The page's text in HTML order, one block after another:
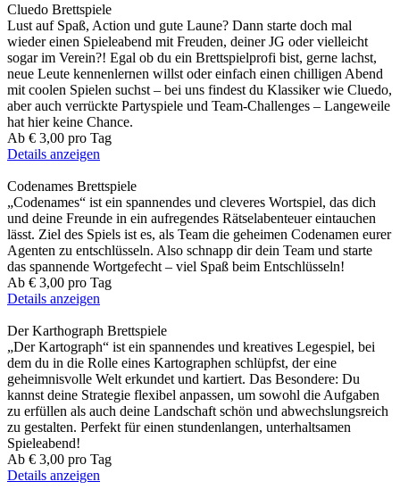
Cluedo Brettspiele
Lust auf Spaß, Action und gute Laune? Dann starte doch mal
wieder einen Spieleabend mit Freuden, deiner JG oder vielleicht
sogar im Verein?! Egal ob du ein Brettspielprofi bist, gerne lachst,
neue Leute kennenlernen willst oder einfach einen chilligen Abend
mit coolen Spielen suchst – bei uns findest du Klassiker wie Cluedo,
aber auch verrückte Partyspiele und Team-Challenges – Langeweile
hat hier keine Chance.
Ab € 3,00 pro Tag
Details anzeigen
Codenames Brettspiele
„Codenames“ ist ein spannendes und cleveres Wortspiel, das dich
und deine Freunde in ein aufregendes Rätselabenteuer eintauchen
lässt. Ziel des Spiels ist es, als Team die geheimen Codenamen eurer
Agenten zu entschlüsseln. Also schnapp dir dein Team und starte
das spannende Wortgefecht – viel Spaß beim Entschlüsseln!
Ab € 3,00 pro Tag
Details anzeigen
Der Karthograph Brettspiele
„Der Kartograph“ ist ein spannendes und kreatives Legespiel, bei
dem du in die Rolle eines Kartographen schlüpfst, der eine
geheimnisvolle Welt erkundet und kartiert. Das Besondere: Du
kannst deine Strategie flexibel anpassen, um sowohl die Aufgaben
zu erfüllen als auch deine Landschaft schön und abwechslungsreich
zu gestalten. Perfekt für einen stundenlangen, unterhaltsamen
Spieleabend!
Ab € 3,00 pro Tag
Details anzeigen